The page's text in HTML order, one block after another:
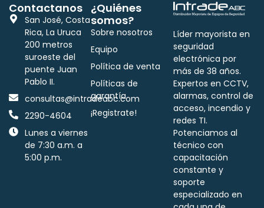
Líder mayorista en
seguridad
electrónica por
más de 38 años.
Expertos en CCTV,
alarmas, control de
acceso, incendio y
redes TI.
Potenciamos al
técnico con
capacitación
constante y
soporte
especializado en
¿Quiénes
somos?
Sobre nosotros
Equipo
Política de venta
Políticas de
garantía
¡Registrate!
Contactanos
San José, Costa
Rica, La Uruca
200 metros
suroeste del
puente Juan
Pablo II.
consultas@intradeabc.com
2290-4604
Lunes a viernes
de 7:30 a.m. a
5:00 p.m.